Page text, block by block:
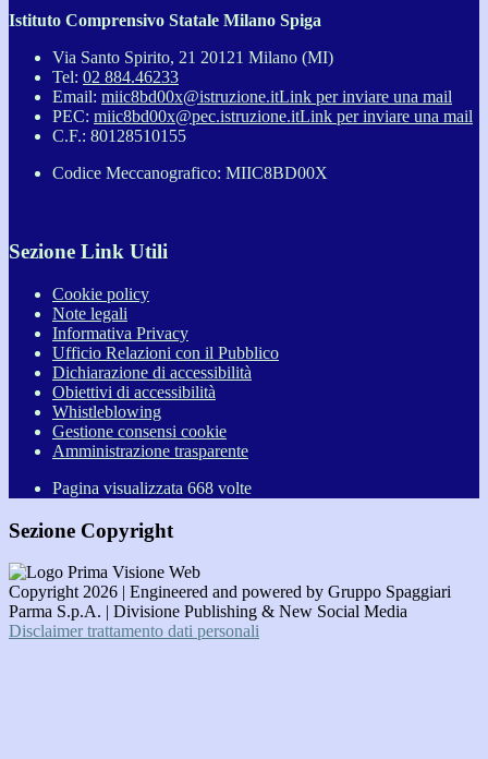
Istituto Comprensivo Statale Milano Spiga
Via Santo Spirito, 21 20121 Milano (MI)
Tel: 02 884.46233
Email: miic8bd00x@istruzione.itLink per inviare una mail
PEC: miic8bd00x@pec.istruzione.itLink per inviare una mail
C.F.: 80128510155
Codice Meccanografico: MIIC8BD00X
Sezione Link Utili
Cookie policy
Note legali
Informativa Privacy
Ufficio Relazioni con il Pubblico
Dichiarazione di accessibilità
Obiettivi di accessibilità
Whistleblowing
Gestione consensi cookie
Amministrazione trasparente
Pagina visualizzata 668 volte
Sezione Copyright
Copyright 2026 | Engineered and powered by Gruppo Spaggiari
Parma S.p.A. | Divisione Publishing & New Social Media
Disclaimer trattamento dati personali